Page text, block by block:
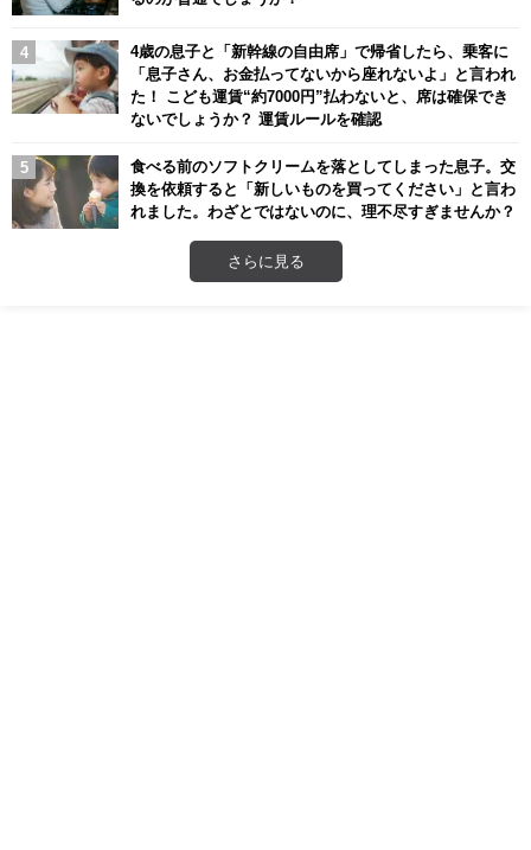
4歳の息子と「新幹線の自由席」で帰省したら、乗客に
「息子さん、お金払ってないから座れないよ」と言われ
た！ こども運賃“約7000円”払わないと、席は確保でき
ないでしょうか？ 運賃ルールを確認
食べる前のソフトクリームを落としてしまった息子。交
換を依頼すると「新しいものを買ってください」と言わ
れました。わざとではないのに、理不尽すぎませんか？
さらに見る